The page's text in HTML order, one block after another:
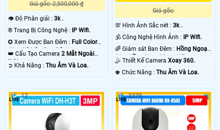
Giá gốc: 2,500,000 ₫
👁 Độ Phân giải : 3k .
®️ Trang Bị Công Nghệ :
IP Wifi.
✪ Xem Được Ban Đêm : Full Color
40m Có Màu Ban Ðêm.
👑 Cấu Tạo Camera 2 Mắt Ngoài
Trời.
️➲ Khả Năng : Thu Âm Và Loa.
Giá gốc:
💯 Hình Ảnh Sắc nét :3k .
🕉️ Công Nghệ Hình Ảnh :
IP Wifi.
🌈 Giám sát Ban Đêm : Hồng Ngoại
20m Hồng Ngoại Smart IR.
🤹 Thiết Kế CameraXoay 360.
️♚ Chức Năng :Thu Âm Và Loa.
12 3379